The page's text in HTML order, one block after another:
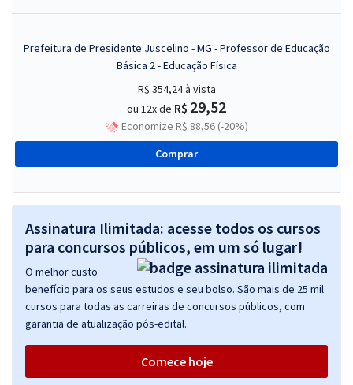
Prefeitura de Presidente Juscelino - MG - Professor de Educação
Básica 2 - Educação Física
R$ 354,24à vista
ou 12x de R$ 29,52
Economize R$ 88,56 (-20%)
Comprar
Assinatura Ilimitada: acesse todos os cursos
para concursos públicos, em um só lugar!
O melhor custo
benefício para os seus estudos e seu bolso. São mais de 25 mil
cursos para todas as carreiras de concursos públicos, com
garantia de atualização pós-edital.
Comece hoje